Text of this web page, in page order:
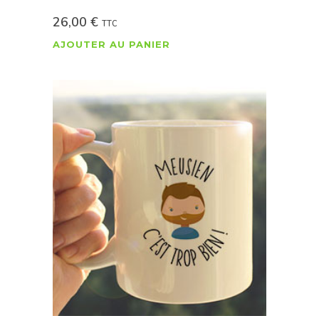
26,00 € TTC
AJOUTER AU PANIER